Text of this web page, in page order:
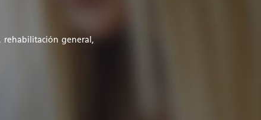
rehabilitación general,